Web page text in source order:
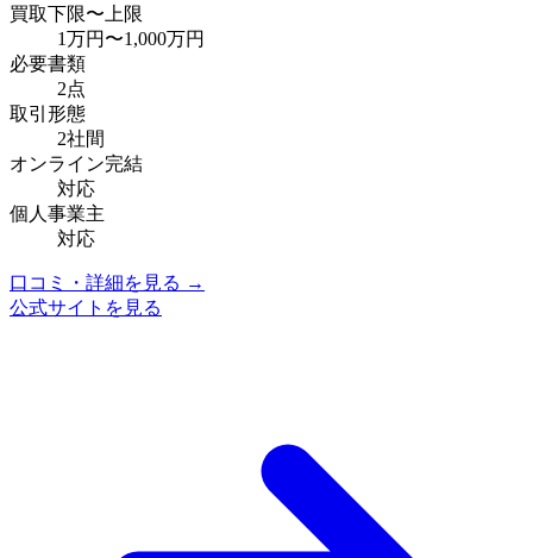
買取下限〜上限
1万円 〜1,000万円
必要書類
2点
取引形態
2社間
オンライン完結
対応
個人事業主
対応
口コミ・詳細を見る →
公式サイトを見る